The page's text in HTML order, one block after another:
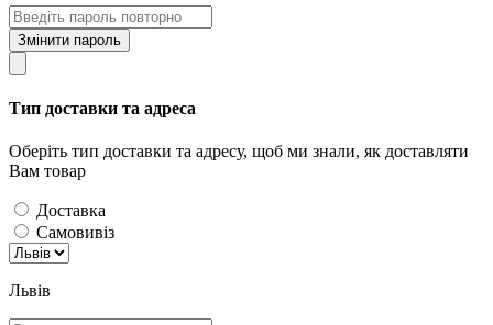
Змінити пароль
Тип доставки та адреса
Оберіть тип доставки та адресу, щоб ми знали, як доставляти
Вам товар
Доставка
Самовивіз
Львів